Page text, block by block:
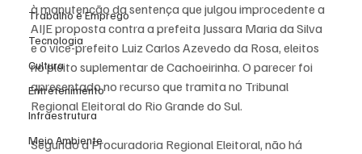
Trabalho e Emprego
Tecnologia
Cultura
Entretenimento
Infraestrutura
Meio Ambiente
à manutenção da sentença que julgou improcedente a
AIJE proposta contra a prefeita Jussara Maria da Silva
e o vice-prefeito Luiz Carlos Azevedo da Rosa, eleitos
no pleito suplementar de Cachoeirinha. O parecer foi
apresentado no recurso que tramita no Tribunal
Regional Eleitoral do Rio Grande do Sul.
Segundo a Procuradoria Regional Eleitoral, não há